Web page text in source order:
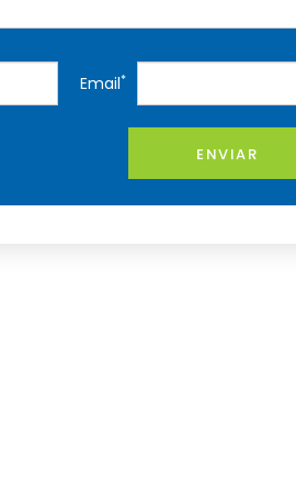
Email*
ENVIAR